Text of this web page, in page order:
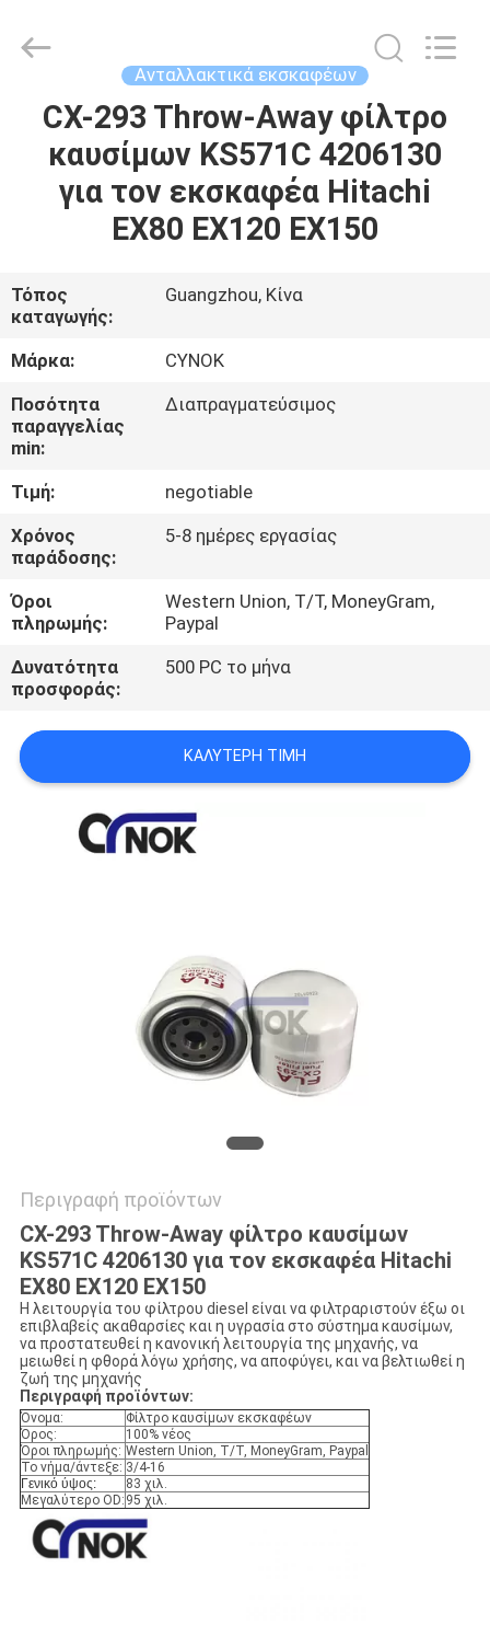
ΣΠΊΤΙ
ΠΡΟΪΌΝΤΑ
ΕΜΕΊΣ
ΓΎΡΟΣ
ΕΡΓΟΣΤΑΣΊΩΝ
ΈΛΕΓΧΟΣ
ΜΑΣ
ΕΛΆΤΕ
ΣΕ
ΕΠΑΦΉ
ΜΕ
ΕΙΔΉΣΕΙΣ
ΖΗΤΉΣΤΕ
POLICY
Trade
Reserved.
Ανταλλακτικά εκσκαφέων
CX-293 Throw-Away φίλτρο
καυσίμων KS571C 4206130
για τον εκσκαφέα Hitachi
EX80 EX120 EX150
Τόπος
καταγωγής:
Guangzhou, Κίνα
Μάρκα:
CYNOK
Ποσότητα
παραγγελίας
min:
Διαπραγματεύσιμος
Τιμή:
negotiable
Χρόνος
παράδοσης:
5-8 ημέρες εργασίας
Όροι
πληρωμής:
Western Union, T/T, MoneyGram,
Paypal
Δυνατότητα
προσφοράς:
500 PC το μήνα
ΚΑΛΎΤΕΡΗ ΤΙΜΉ
Περιγραφή προϊόντων
CX-293 Throw-Away φίλτρο καυσίμων
KS571C 4206130 για τον εκσκαφέα Hitachi
EX80 EX120 EX150
Η λειτουργία του φίλτρου diesel είναι να φιλτραριστούν έξω οι
επιβλαβείς ακαθαρσίες και η υγρασία στο σύστημα καυσίμων,
να προστατευθεί η κανονική λειτουργία της μηχανής, να
μειωθεί η φθορά λόγω χρήσης, να αποφύγει, και να βελτιωθεί η
ζωή της μηχανής
Περιγραφή προϊόντων:
Όνομα:
Φίλτρο καυσίμων εκσκαφέων
Όρος:
100% νέος
Όροι πληρωμής: Western Union, T/T, MoneyGram, Paypal
Το νήμα/άντεξε: 3/4-16
Γενικό ύψος:
83 χιλ.
Μεγαλύτερο OD: 95 χιλ.